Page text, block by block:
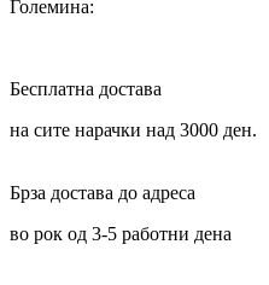
Големина:
Бесплатна достава
на сите нарачки над 3000 ден.
Брза достава до адреса
во рок од 3-5 работни дена